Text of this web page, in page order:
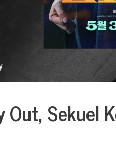
Out, Sekuel